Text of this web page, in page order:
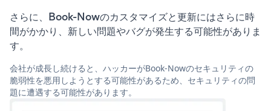
さらに、Book-Nowのカスタマイズと更新にはさらに時
間がかかり、新しい問題やバグが発生する可能性がありま
す。
会社が成長し続けると、ハッカーがBook-Nowのセキュリティの
脆弱性を悪用しようとする可能性があるため、セキュリティの問
題に遭遇する可能性があります。